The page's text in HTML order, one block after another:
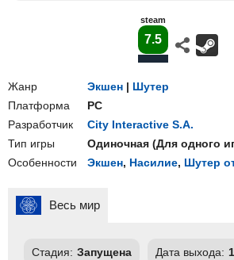
steam
7.5
Жанр Экшен | Шутер
Платформа
PC
Разработчик
City Interactive S.A.
Тип игры
Одиночная (Для одного
Особенности
Экшен, Насилие, Шутер
Весь мир
Стадия: Запущена Дата выхода: